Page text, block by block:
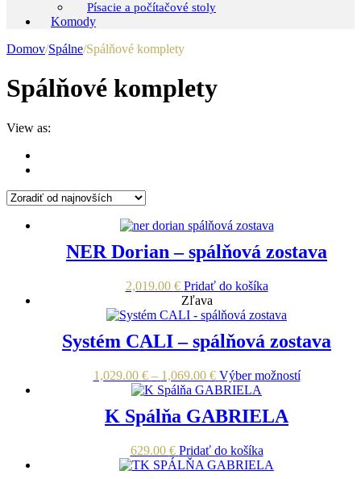
Písacie a počítačové stoly
Komody
Domov/Spálne/Spálňové komplety
Spálňové komplety
View as:
NER Dorian – spálňová zostava
2,019.00 € Pridať do košíka
Zľava
Systém CALI – spálňová zostava
1,029.00 € – 1,069.00 €Price
range:
through
Výber možnostíTento
K Spálňa GABRIELA
629.00 € Pridať do košíka